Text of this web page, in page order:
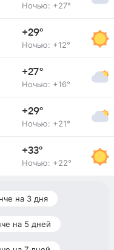
Ночью: +27°
+29°
Ночью: +12°
+27°
Ночью: +16°
+29°
Ночью: +21°
+33°
Ночью: +22°
на 3 дня
на 5 дней